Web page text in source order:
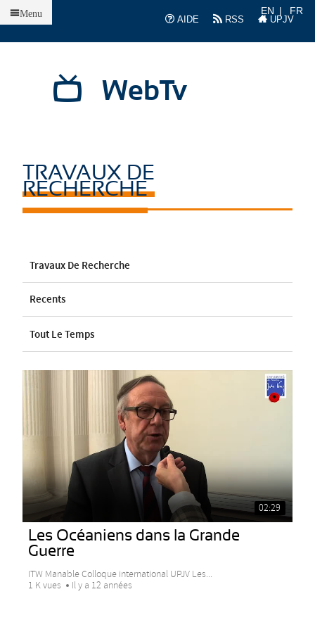
AIDE
RSS UPJV
EN FR
WebTv
Menu
TRAVAUX DE
RECHERCHE
Travaux De Recherche
Recents
Tout Le Temps
02:29
Les Océaniens dans la Grande
Guerre
ITW Manable Colloque international UPJV Les...
1 K vues
Il y a 12 années